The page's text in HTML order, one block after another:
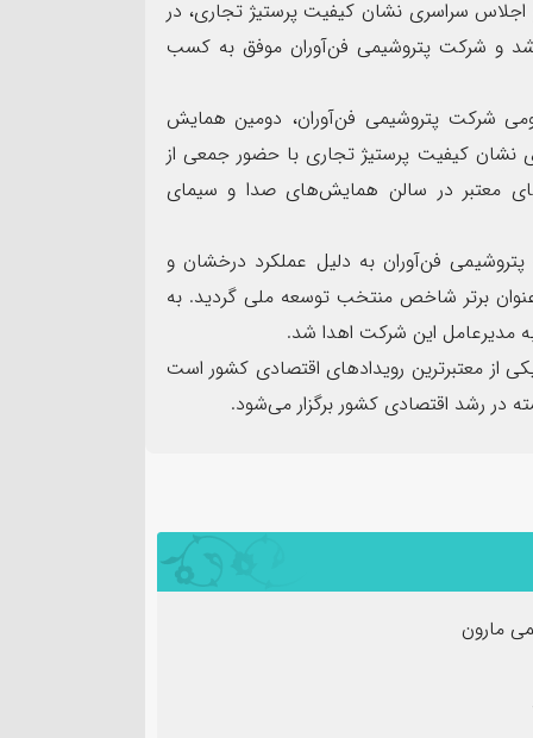
اجلاس سراسری نشان کیفیت پرستیژ تجاری، در
و شرکت پتروشیمی فن‌آوران موفق به کسب
شرکت پتروشیمی فن‌آوران، دومین همایش
نشان کیفیت پرستیژ تجاری با حضور جمعی از
معتبر در سالن همایش‌های صدا و سیمای
فن‌آوران به دلیل عملکرد درخشان و
برتر شاخص منتخب توسعه ملی گردید. به
این شرکت اهدا شد.
از معتبرترین رویدادهای اقتصادی کشور است
رشد اقتصادی کشور برگزار می‌شود.
مارون